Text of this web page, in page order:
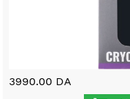
3990.00 DA